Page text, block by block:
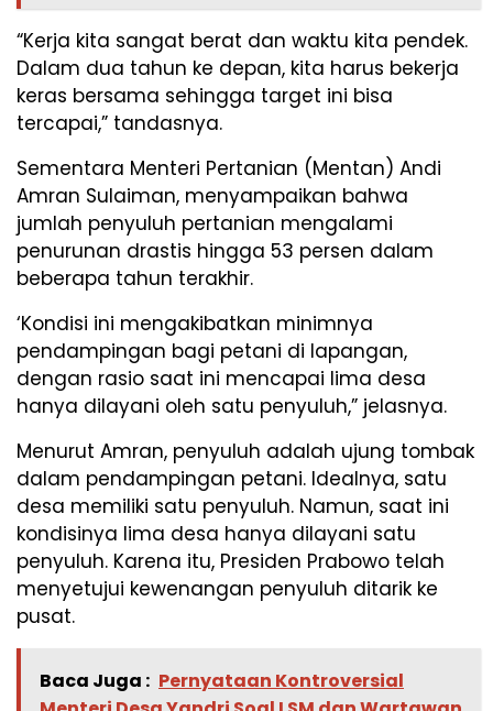
“Kerja kita sangat berat dan waktu kita pendek.
Dalam dua tahun ke depan, kita harus bekerja
keras bersama sehingga target ini bisa
tercapai,” tandasnya.
Sementara Menteri Pertanian (Mentan) Andi
Amran Sulaiman, menyampaikan bahwa
jumlah penyuluh pertanian mengalami
penurunan drastis hingga 53 persen dalam
beberapa tahun terakhir.
‘Kondisi ini mengakibatkan minimnya
pendampingan bagi petani di lapangan,
dengan rasio saat ini mencapai lima desa
hanya dilayani oleh satu penyuluh,” jelasnya.
Menurut Amran, penyuluh adalah ujung tombak
dalam pendampingan petani. Idealnya, satu
desa memiliki satu penyuluh. Namun, saat ini
kondisinya lima desa hanya dilayani satu
penyuluh. Karena itu, Presiden Prabowo telah
menyetujui kewenangan penyuluh ditarik ke
pusat.
Baca Juga : Pernyataan Kontroversial